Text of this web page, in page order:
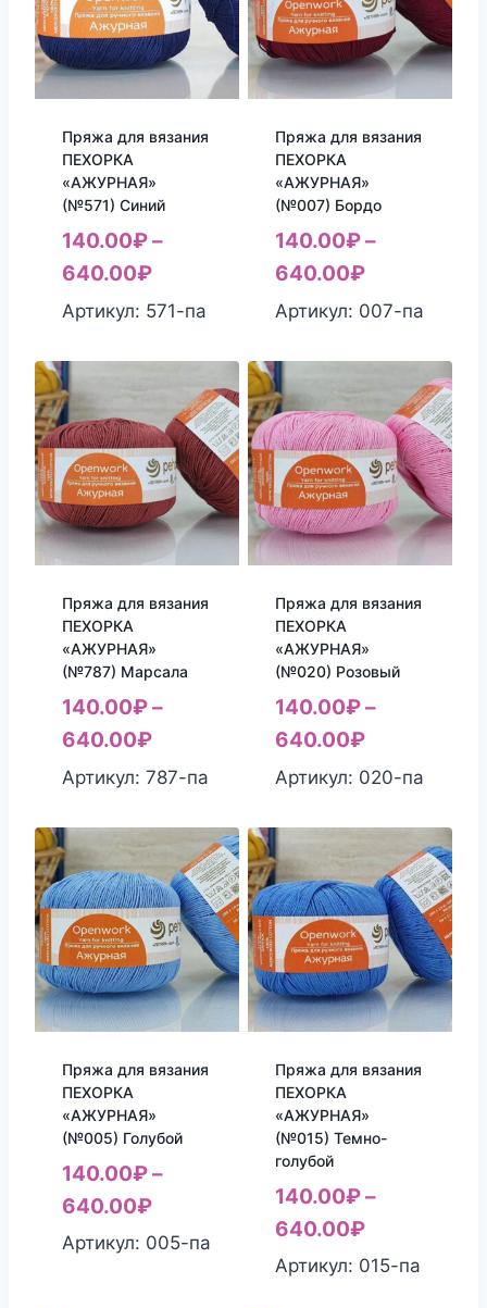
Пряжа для вязания
ПЕХОРКА
«АЖУРНАЯ»
(№571) Синий
140.00₽–
640.00₽
Артикул: 571-па
Пряжа для вязания
ПЕХОРКА
«АЖУРНАЯ»
(№007) Бордо
140.00₽–
640.00₽
Артикул: 007-па
Пряжа для вязания
ПЕХОРКА
«АЖУРНАЯ»
(№787) Марсала
140.00₽–
640.00₽
Артикул: 787-па
Пряжа для вязания
ПЕХОРКА
«АЖУРНАЯ»
(№020) Розовый
140.00₽–
640.00₽
Артикул: 020-па
Пряжа для вязания
ПЕХОРКА
«АЖУРНАЯ»
(№005) Голубой
140.00₽–
640.00₽
Артикул: 005-па
Пряжа для вязания
ПЕХОРКА
«АЖУРНАЯ»
(№015) Темно-
голубой
140.00₽–
640.00₽
Артикул: 015-па